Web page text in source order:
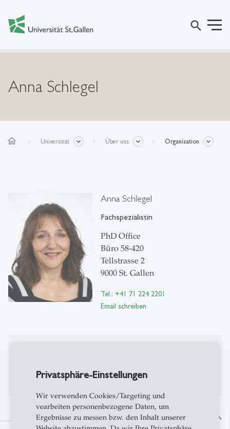
Privatsphäre-Einstellungen
Wir verwenden Cookies/Targeting und
vearbeiten personenbezogene Daten, um
Ergebnisse zu messen bzw. den Inhalt unserer
search
Anna Schlegel
home Universität Über uns Organisation
Anna Schlegel
Fachspezialistin
PhD Office
Büro 58-420
Tellstrasse 2
9000 St. Gallen
Tel.: +41 71 224 2201
Email schreiben
Publikationen auf Alexandria
north